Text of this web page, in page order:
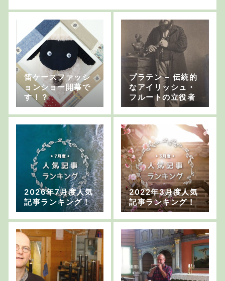
笛ケースファッシ
ョンショー開幕で
す！？
プラテン – 伝統的
なアイリッシュ・
フルートの立役者
2026年7月度人気
記事ランキング！
2022年3月度人気
記事ランキング！